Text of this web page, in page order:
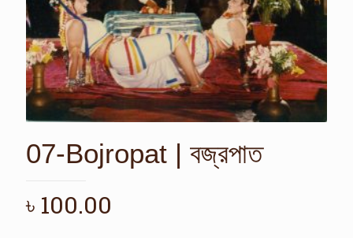
07-Bojropat | বজ্রপাত
৳ 100.00